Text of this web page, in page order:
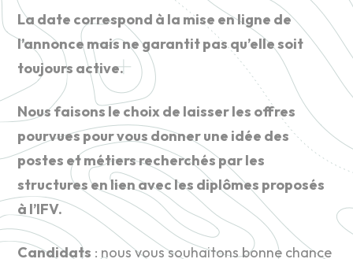
La date correspond à la mise en ligne de
l’annonce mais ne garantit pas qu’elle soit
toujours active.
Nous faisons le choix de laisser les offres
pourvues pour vous donner une idée des
postes et métiers recherchés par les
structures en lien avec les diplômes proposés
à l’IFV.
Candidats : nous vous souhaitons bonne chance